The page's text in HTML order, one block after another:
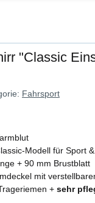
"Classic
Fahrsport
Modell für Sport
+ 90 mm Brustblatt
mit
+ sehr